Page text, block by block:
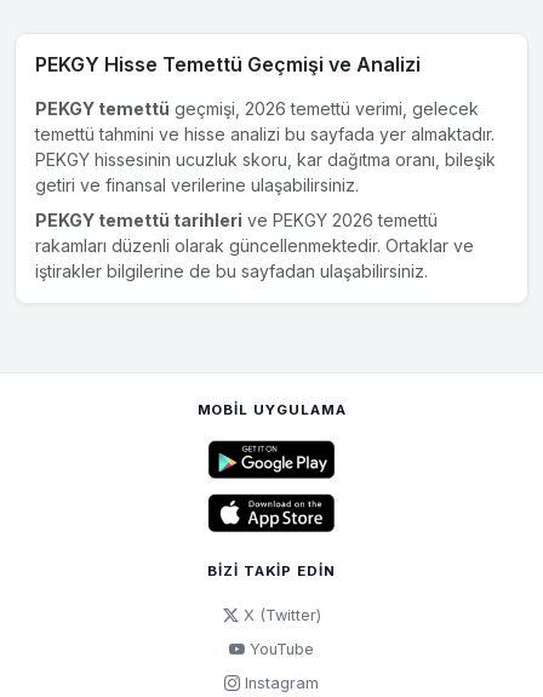
PEKGY Hisse Temettü Geçmişi ve Analizi
PEKGY temettü geçmişi, 2026 temettü verimi, gelecek
temettü tahmini ve hisse analizi bu sayfada yer almaktadır.
PEKGY hissesinin ucuzluk skoru, kar dağıtma oranı, bileşik
getiri ve finansal verilerine ulaşabilirsiniz.
PEKGY temettü tarihleri ve PEKGY 2026 temettü
rakamları düzenli olarak güncellenmektedir. Ortaklar ve
iştirakler bilgilerine de bu sayfadan ulaşabilirsiniz.
MOBIL UYGULAMA
BIZI TAKIP EDIN
X (Twitter)
YouTube
Instagram